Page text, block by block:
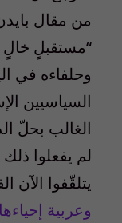
من مقال
“مستقبلٍ خالٍ
وحلفاءه في
السياسيين
الغالب بحلّ
لم يفعلوا
يتلقّفوا الآن
وعربية إحياءها